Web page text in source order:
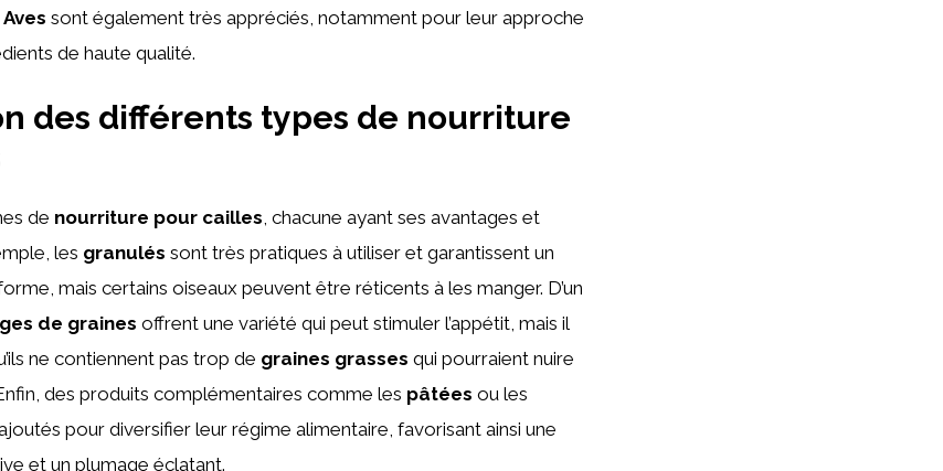
Aves sont également très appréciés, notamment pour leur approche
de haute qualité.
des différents types de nourriture
de nourriture pour cailles, chacune ayant ses avantages et
les granulés sont très pratiques à utiliser et garantissent un
mais certains oiseaux peuvent être réticents à les manger. D’un
de graines offrent une variété qui peut stimuler l’appétit, mais il
ne contiennent pas trop de graines grasses qui pourraient nuire
des produits complémentaires comme les pâtées ou les
pour diversifier leur régime alimentaire, favorisant ainsi une
et un plumage éclatant.